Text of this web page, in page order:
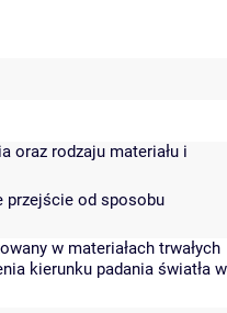
oraz rodzaju materiału i
przejście od sposobu
w materiałach trwałych
kierunku padania światła w